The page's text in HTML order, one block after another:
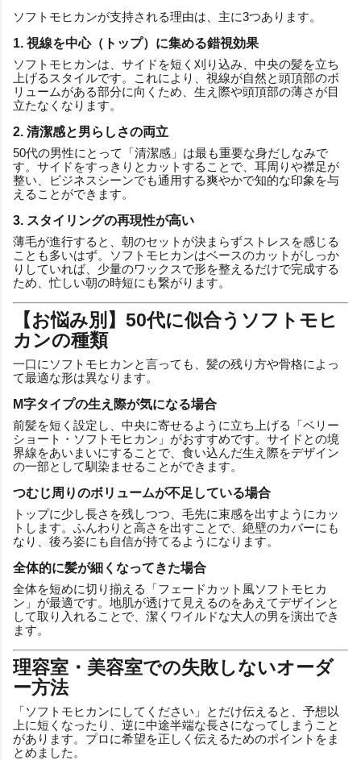
ソフトモヒカンが支持される理由は、主に3つあります。
1. 視線を中心（トップ）に集める錯視効果
ソフトモヒカンは、サイドを短く刈り込み、中央の髪を立ち
上げるスタイルです。これにより、視線が自然と頭頂部のボ
リュームがある部分に向くため、生え際や頭頂部の薄さが目
立たなくなります。
2. 清潔感と男らしさの両立
50代の男性にとって「清潔感」は最も重要な身だしなみで
す。サイドをすっきりとカットすることで、耳周りや襟足が
整い、ビジネスシーンでも通用する爽やかで知的な印象を与
えることができます。
3. スタイリングの再現性が高い
薄毛が進行すると、朝のセットが決まらずストレスを感じる
ことも多いはず。ソフトモヒカンはベースのカットがしっか
りしていれば、少量のワックスで形を整えるだけで完成する
ため、忙しい朝の時短にも繋がります。
【お悩み別】50代に似合うソフトモヒ
カンの種類
一口にソフトモヒカンと言っても、髪の残り方や骨格によっ
て最適な形は異なります。
M字タイプの生え際が気になる場合
前髪を短く設定し、中央に寄せるように立ち上げる「ベリー
ショート・ソフトモヒカン」がおすすめです。サイドとの境
界線をあいまいにすることで、食い込んだ生え際をデザイン
の一部として馴染ませることができます。
つむじ周りのボリュームが不足している場合
トップに少し長さを残しつつ、毛先に束感を出すようにカッ
トします。ふんわりと高さを出すことで、絶壁のカバーにも
なり、後ろ姿にも自信が持てるようになります。
全体的に髪が細くなってきた場合
全体を短めに切り揃える「フェードカット風ソフトモヒカ
ン」が最適です。地肌が透けて見えるのをあえてデザインと
して取り入れることで、潔くワイルドな大人の男を演出でき
ます。
理容室・美容室での失敗しないオーダ
ー方法
「ソフトモヒカンにしてください」とだけ伝えると、予想以
上に短くなったり、逆に中途半端な長さになってしまうこと
があります。プロに希望を正しく伝えるためのポイントをま
とめました。